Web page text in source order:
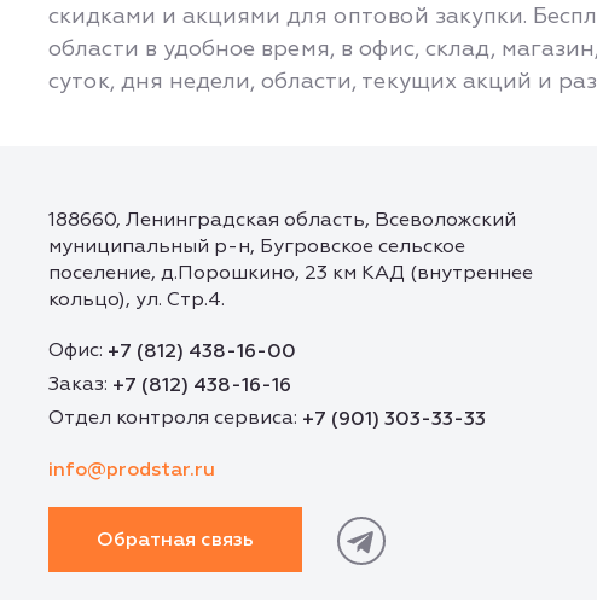
скидками и акциями для оптовой закупки.
области в удобное время, в офис, склад,
суток, дня недели, области, текущих акций и
188660, Ленинградская область, Всеволожский
муниципальный р-н, Бугровское сельское
поселение, д.Порошкино, 23 км КАД (внутреннее
кольцо), ул. Стр.4.
Офис: +7 (812) 438-16-00
Заказ: +7 (812) 438-16-16
Отдел контроля сервиса: +7 (901) 303-33-33
info@prodstar.ru
Обратная связь